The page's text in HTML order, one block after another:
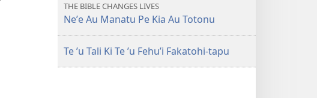
THE BIBLE CHANGES LIVES
Neʼe Au Manatu Pe Kia Au Totonu
Te ʼu Tali Ki Te ʼu Fehuʼi Fakatohi-tapu